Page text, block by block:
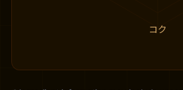
コク